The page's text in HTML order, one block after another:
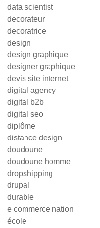
data scientist
decorateur
decoratrice
design
design graphique
designer graphique
devis site internet
digital agency
digital b2b
digital seo
diplôme
distance design
doudoune
doudoune homme
dropshipping
drupal
durable
e commerce nation
école